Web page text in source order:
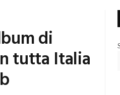
di
tutta Italia